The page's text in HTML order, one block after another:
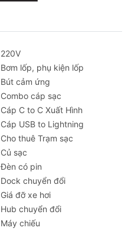
220V
Bơm lốp, phụ kiện lốp
Bút cảm ứng
Combo cáp sạc
Cáp C to C Xuất Hình
Cáp USB to Lightning
Cho thuê Trạm sạc
Củ sạc
Đèn có pin
Dock chuyển đổi
Giá đỡ xe hơi
Hub chuyển đổi
Máy chiếu